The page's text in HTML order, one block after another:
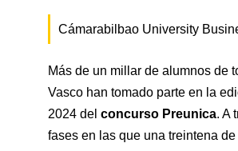
Cámarabilbao University
Más de un millar de alumnos de
Vasco han tomado parte en la
2024 del concurso Preunica. A
fases en las que una treintena